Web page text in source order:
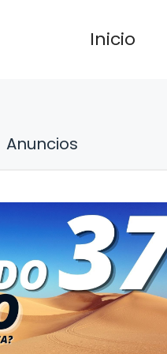
Inicio
Anuncios